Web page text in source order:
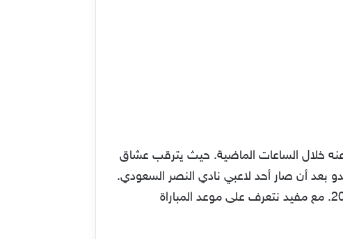
خلال الساعات الماضية. حيث يترقب عشاق
بعد أن صار أحد لاعبي نادي النصر السعودي.
واللاعب ليونيل ميسي نجم نادي باريس سان جيرمان والحاصل مؤخرًا على لقب كأس العالم قطر 2022. مع مفيد نتعرف على موعد المباراة